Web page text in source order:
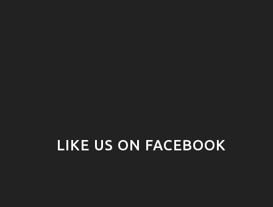
LIKE US ON FACEBOOK